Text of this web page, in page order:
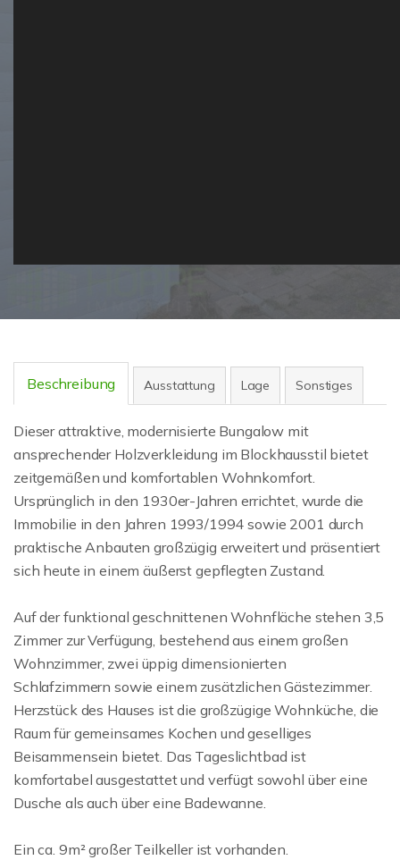
Beschreibung Ausstattung Lage Sonstiges
Dieser attraktive, modernisierte Bungalow mit
ansprechender Holzverkleidung im Blockhausstil bietet
zeitgemäßen und komfortablen Wohnkomfort.
Ursprünglich in den 1930er-Jahren errichtet, wurde die
Immobilie in den Jahren 1993/1994 sowie 2001 durch
praktische Anbauten großzügig erweitert und präsentiert
sich heute in einem äußerst gepflegten Zustand.
Auf der funktional geschnittenen Wohnfläche stehen 3,5
Zimmer zur Verfügung, bestehend aus einem großen
Wohnzimmer, zwei üppig dimensionierten
Schlafzimmern sowie einem zusätzlichen Gästezimmer.
Herzstück des Hauses ist die großzügige Wohnküche, die
Raum für gemeinsames Kochen und geselliges
Beisammensein bietet. Das Tageslichtbad ist
komfortabel ausgestattet und verfügt sowohl über eine
Dusche als auch über eine Badewanne.
Ein ca. 9m² großer Teilkeller ist vorhanden.